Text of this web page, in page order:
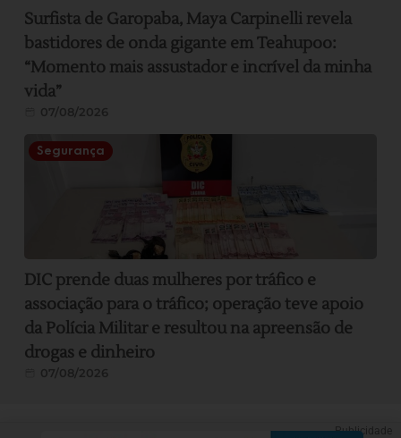
Surfista de Garopaba, Maya Carpinelli revela
bastidores de onda gigante em Teahupoo:
“Momento mais assustador e incrível da minha
vida”
07/08/2026
Segurança
DIC prende duas mulheres por tráfico e
associação para o tráfico; operação teve apoio
da Polícia Militar e resultou na apreensão de
drogas e dinheiro
07/08/2026
Publicidade